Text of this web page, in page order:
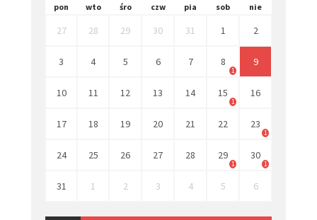
pon wto śro czw pia sob nie
27 28 29 30 31 1 2
3 4 5 6 7 8
1
9
10 11 12 13 14 15
1
16
17 18 19 20 21 22 23
1
24 25 26 27 28 29
1
30
1
31 1 2 3 4 5 6